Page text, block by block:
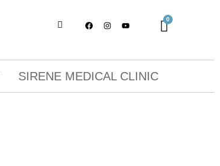
SIRENE MEDICAL CLINIC